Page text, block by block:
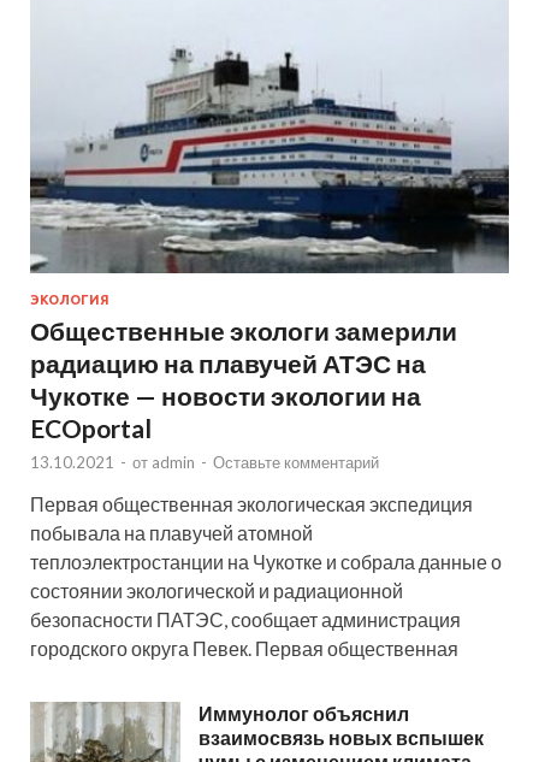
ЭКОЛОГИЯ
Общественные экологи замерили
радиацию на плавучей АТЭС на
Чукотке — новости экологии на
ECOportal
13.10.2021 - от admin - Оставьте комментарий
Первая общественная экологическая экспедиция
побывала на плавучей атомной
теплоэлектростанции на Чукотке и собрала данные о
состоянии экологической и радиационной
безопасности ПАТЭС, сообщает администрация
городского округа Певек. Первая общественная
Иммунолог объяснил
взаимосвязь новых вспышек